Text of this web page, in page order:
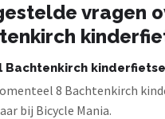
vragen
Bachtenkirch
8 Bachtenkirch
bij Bicycle Mania.